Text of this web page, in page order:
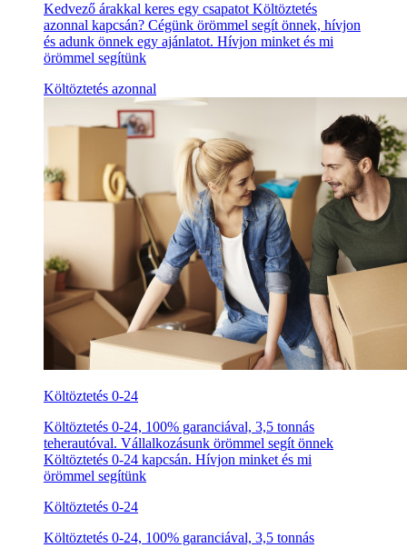
Kedvező árakkal keres egy csapatot Költöztetés
azonnal kapcsán? Cégünk örömmel segít önnek, hívjon
és adunk önnek egy ajánlatot. Hívjon minket és mi
örömmel segítünk
Költöztetés azonnal
Költöztetés 0-24
Költöztetés 0-24, 100% garanciával, 3,5 tonnás
teherautóval. Vállalkozásunk örömmel segít önnek
Költöztetés 0-24 kapcsán. Hívjon minket és mi
örömmel segítünk
Költöztetés 0-24
Költöztetés 0-24, 100% garanciával, 3,5 tonnás